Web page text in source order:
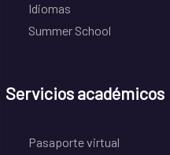
Idiomas
Summer School
Servicios académicos
Pasaporte virtual